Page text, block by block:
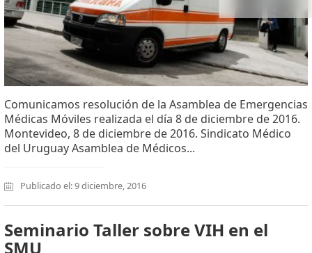
Comunicamos resolución de la Asamblea de Emergencias
Médicas Móviles realizada el día 8 de diciembre de 2016.
Montevideo, 8 de diciembre de 2016. Sindicato Médico
del Uruguay Asamblea de Médicos...
Publicado el: 9 diciembre, 2016
Seminario Taller sobre VIH en el
SMU